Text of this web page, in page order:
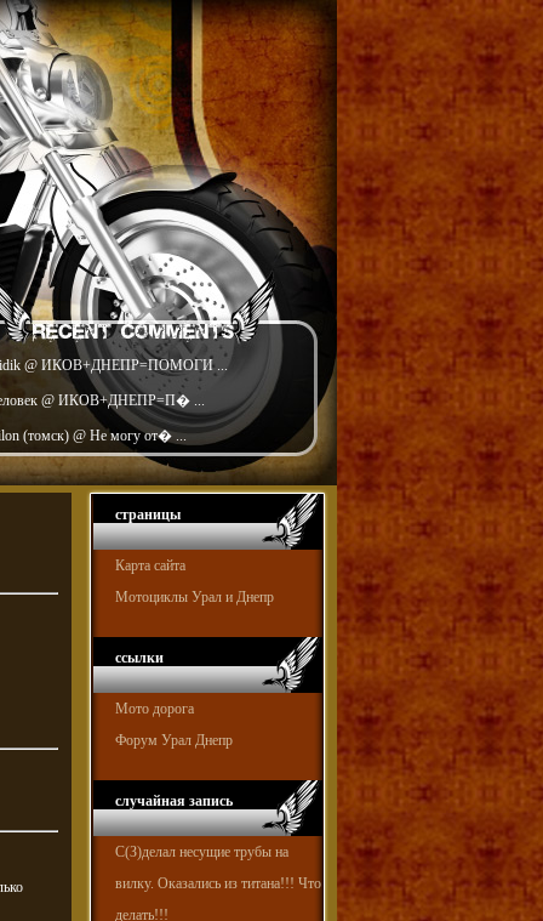
@ ИКОВ+ДНЕПР=ПОМОГИ ...
@ ИКОВ+ДНЕПР=П� ...
(томск) @ Не могу от� ...
страницы
Карта сайта
Мотоциклы Урал и Днепр
ссылки
Мото дорога
Форум Урал Днепр
случайная запись
С(З)делал несущие трубы на
вилку. Оказались из титана!!! Что
делать!!!